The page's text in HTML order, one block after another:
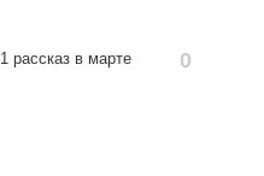
1 рассказ в марте 0